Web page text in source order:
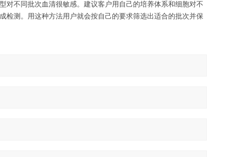
对不同批次血清很敏感。建议客户用自己的培养体系和细胞对不
检测。用这种方法用户就会按自己的要求筛选出适合的批次并保